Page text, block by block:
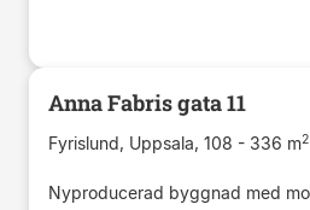
Anna Fabris gata 11
Fyrislund, Uppsala, 108 - 336 m2
Nyproducerad byggnad med